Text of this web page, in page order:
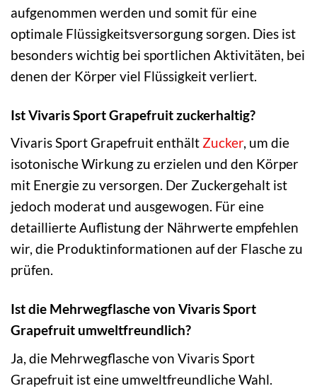
aufgenommen werden und somit für eine
optimale Flüssigkeitsversorgung sorgen. Dies ist
besonders wichtig bei sportlichen Aktivitäten, bei
denen der Körper viel Flüssigkeit verliert.
Ist Vivaris Sport Grapefruit zuckerhaltig?
Vivaris Sport Grapefruit enthält Zucker, um die
isotonische Wirkung zu erzielen und den Körper
mit Energie zu versorgen. Der Zuckergehalt ist
jedoch moderat und ausgewogen. Für eine
detaillierte Auflistung der Nährwerte empfehlen
wir, die Produktinformationen auf der Flasche zu
prüfen.
Ist die Mehrwegflasche von Vivaris Sport
Grapefruit umweltfreundlich?
Ja, die Mehrwegflasche von Vivaris Sport
Grapefruit ist eine umweltfreundliche Wahl.